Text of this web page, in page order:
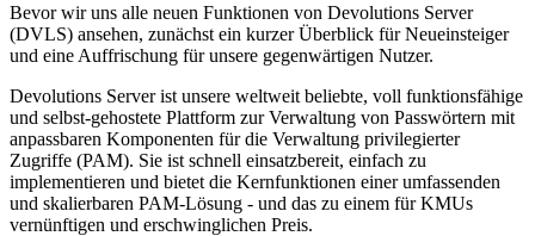
Bevor wir uns alle neuen Funktionen von Devolutions Server
(DVLS) ansehen, zunächst ein kurzer Überblick für Neueinsteiger
und eine Auffrischung für unsere gegenwärtigen Nutzer.
Devolutions Server ist unsere weltweit beliebte, voll funktionsfähige
und selbst-gehostete Plattform zur Verwaltung von Passwörtern mit
anpassbaren Komponenten für die Verwaltung privilegierter
Zugriffe (PAM). Sie ist schnell einsatzbereit, einfach zu
implementieren und bietet die Kernfunktionen einer umfassenden
und skalierbaren PAM-Lösung - und das zu einem für KMUs
vernünftigen und erschwinglichen Preis.